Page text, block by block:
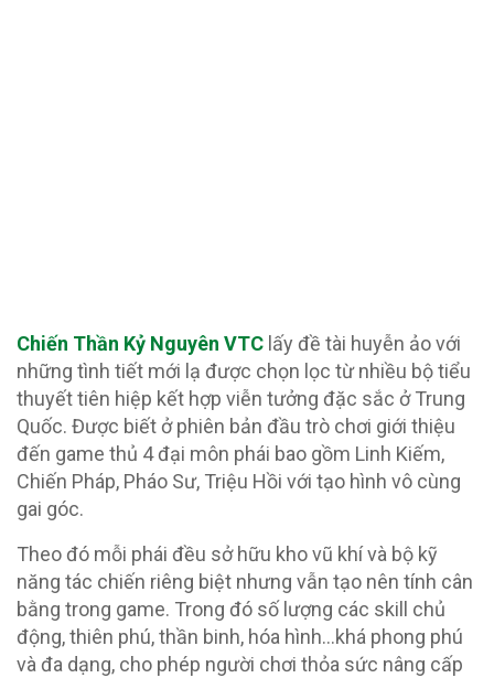
Chiến Thần Kỷ Nguyên VTC lấy đề tài huyễn ảo với
những tình tiết mới lạ được chọn lọc từ nhiều bộ tiểu
thuyết tiên hiệp kết hợp viễn tưởng đặc sắc ở Trung
Quốc. Được biết ở phiên bản đầu trò chơi giới thiệu
đến game thủ 4 đại môn phái bao gồm Linh Kiếm,
Chiến Pháp, Pháo Sư, Triệu Hồi với tạo hình vô cùng
gai góc.
Theo đó mỗi phái đều sở hữu kho vũ khí và bộ kỹ
năng tác chiến riêng biệt nhưng vẫn tạo nên tính cân
bằng trong game. Trong đó số lượng các skill chủ
động, thiên phú, thần binh, hóa hình…khá phong phú
và đa dạng, cho phép người chơi thỏa sức nâng cấp